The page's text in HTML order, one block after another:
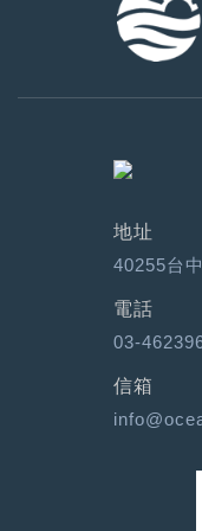
地址
40255台
電話
03-
信箱